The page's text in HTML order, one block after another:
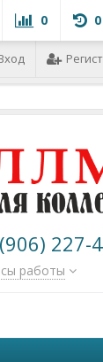
0 0
227-
работы